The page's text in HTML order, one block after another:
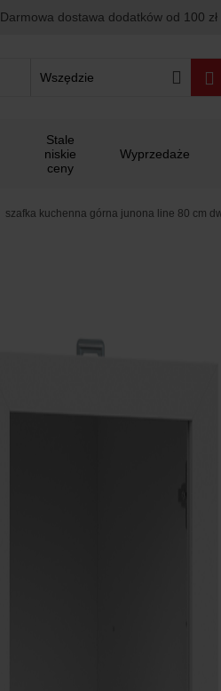
Darmowa dostawa dodatków od 100 zł
Wszędzie
Stale
niskie
ceny
Wyprzedaże
szafka kuchenna górna junona line 80 cm